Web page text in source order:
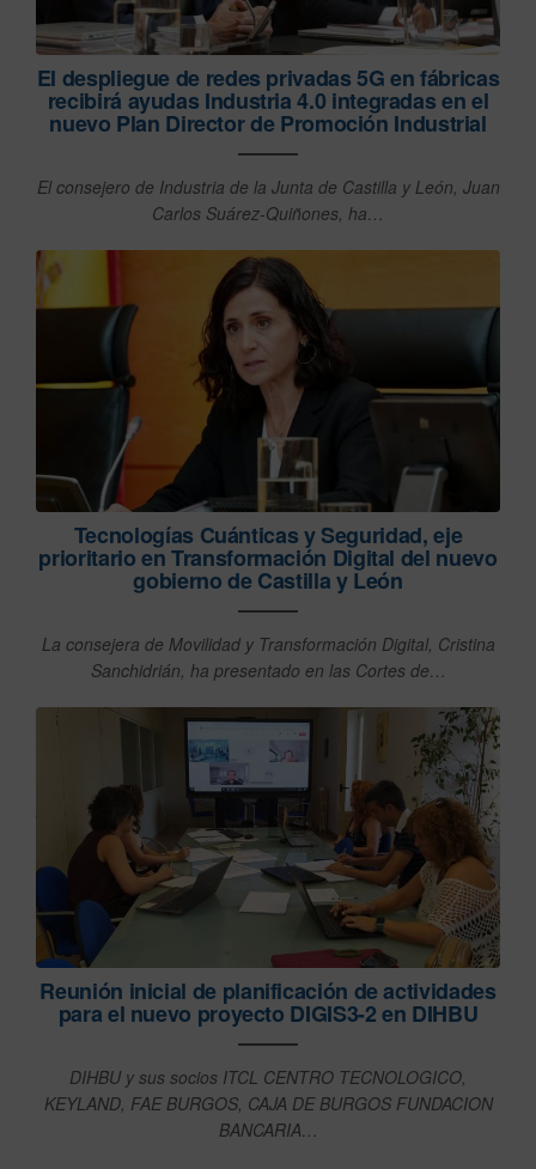
El despliegue de redes privadas 5G en fábricas
recibirá ayudas Industria 4.0 integradas en el
nuevo Plan Director de Promoción Industrial
El consejero de Industria de la Junta de Castilla y León, Juan
Carlos Suárez-Quiñones, ha…
Tecnologías Cuánticas y Seguridad, eje
prioritario en Transformación Digital del nuevo
gobierno de Castilla y León
La consejera de Movilidad y Transformación Digital, Cristina
Sanchidrián, ha presentado en las Cortes de…
Reunión inicial de planificación de actividades
para el nuevo proyecto DIGIS3-2 en DIHBU
DIHBU y sus socios ITCL CENTRO TECNOLOGICO,
KEYLAND, FAE BURGOS, CAJA DE BURGOS FUNDACION
BANCARIA…